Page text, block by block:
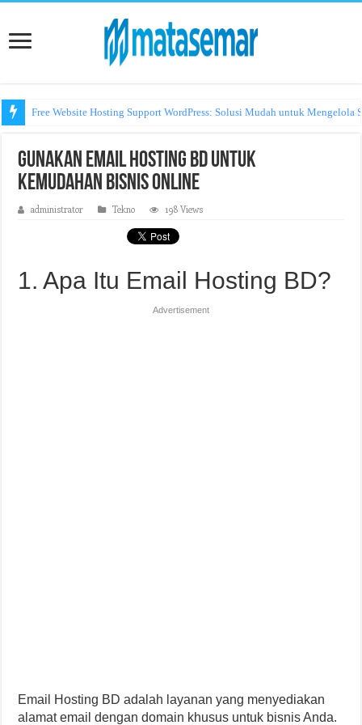
Free Website Hosting Support WordPress: Solusi Mudah untuk Mengelola
Gunakan Email Hosting BD untuk
Kemudahan Bisnis Online
administrator Tekno 198 Views
1. Apa Itu Email Hosting BD?
Advertisement
Email Hosting BD adalah layanan yang menyediakan
alamat email dengan domain khusus untuk bisnis Anda.